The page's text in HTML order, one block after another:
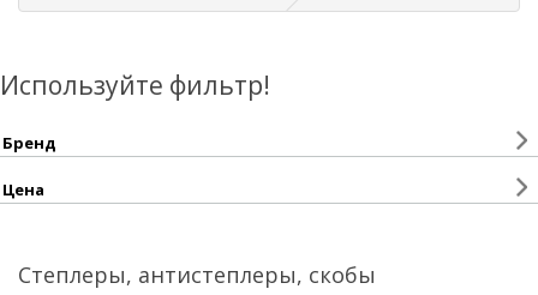
Используйте фильтр!
Бренд
Цена
Степлеры, антистеплеры, скобы